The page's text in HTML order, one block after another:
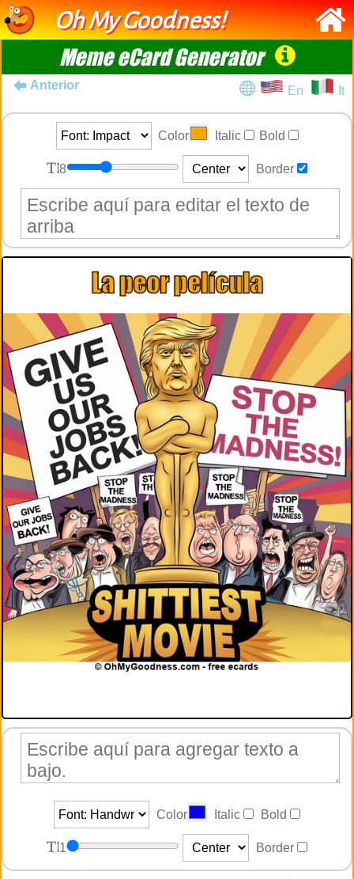
Oh My Goodness!
Meme eCard Generator
Anterior En It
Color Italic Bold
8 Border
Color Italic Bold
1 Border